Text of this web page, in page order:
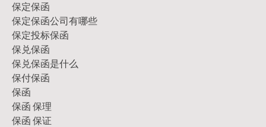
保定保函
保定保函公司有哪些
保定投标保函
保兑保函
保兑保函是什么
保付保函
保函
保函 保理
保函 保证